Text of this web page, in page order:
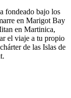
fondeado bajo los
en Marigot Bay
en Martinica,
el viaje a tu propio
de las Islas de